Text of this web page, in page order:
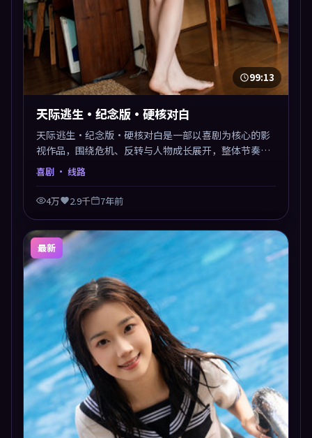
99:13
天际逃生·纪念版·硬核对白
天际逃生·纪念版·硬核对白是一部以喜剧为核心的影
视作品，围绕危机、反转与人物成长展开，整体节奏紧
凑，值得推荐观看。
喜剧 · 线路
4万 2.9千 7年前
最新